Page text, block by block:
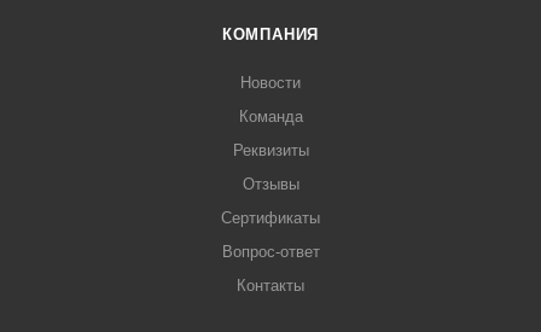
КОМПАНИЯ
Новости
Команда
Реквизиты
Отзывы
Сертификаты
Вопрос-ответ
Контакты